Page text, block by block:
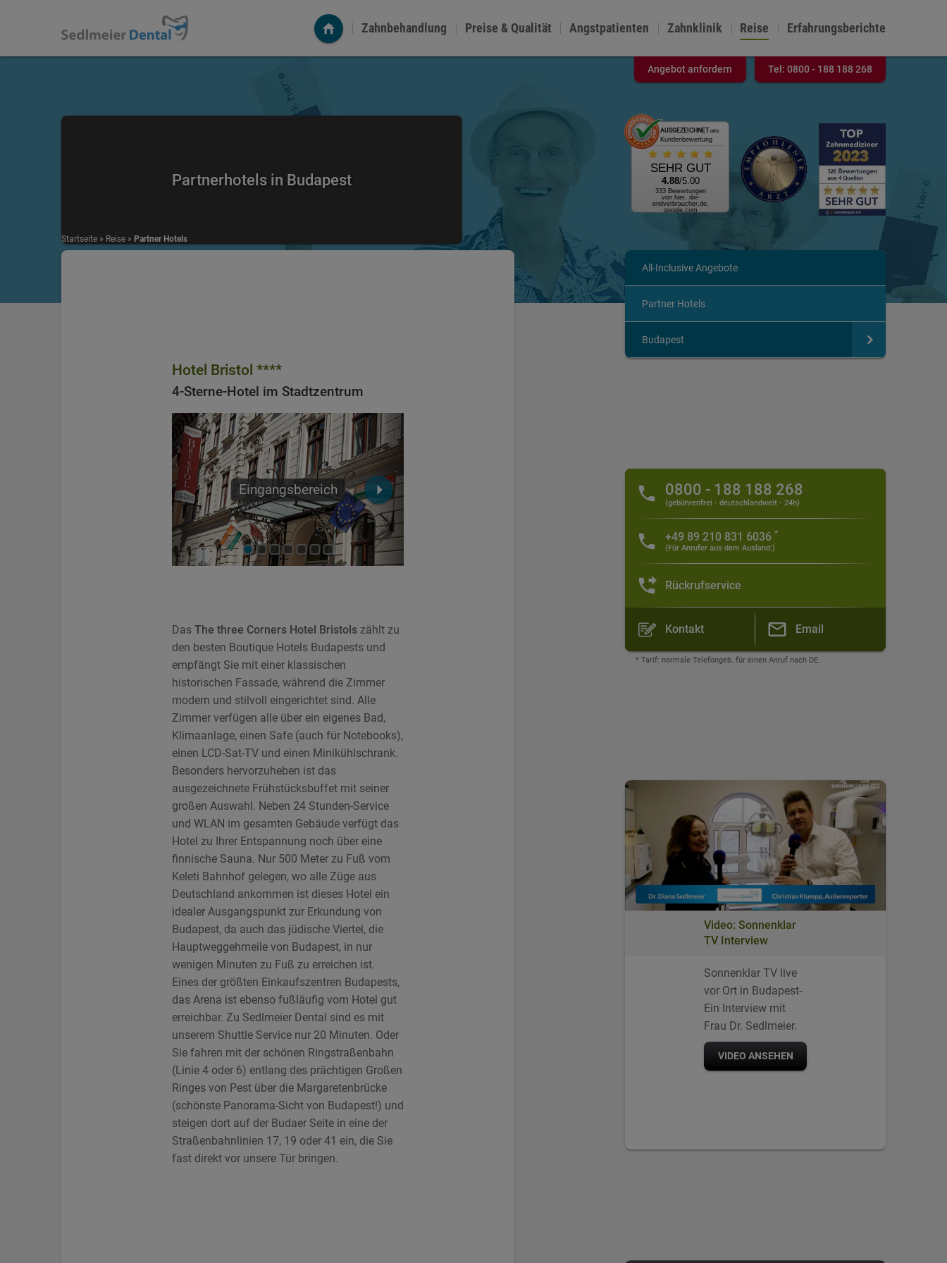
Angebot anfordern Tel: 0800 - 188 188 268
Zahnbehandlung Preise & Qualität Angstpatienten Zahnklinik Reise Erfahrungsberichte
Partnerhotels in Budapest
AUSGEZEICHNET.ORG
Kundenbewertung
SEHR GUT
4.88/5.00
333 Bewertungen
von hier, die-
endverbraucher.de,
google.com
Startseite » Reise » Partner Hotels
Hotel Bristol ****
4-Sterne-Hotel im Stadtzentrum
Eingangsbereich
Das The three Corners Hotel Bristolszählt zu
den besten Boutique Hotels Budapests und
empfängt Sie mit einer klassischen
historischen Fassade, während die Zimmer
modern und stilvoll eingerichtet sind. Alle
Zimmer verfügen alle über ein eigenes Bad,
Klimaanlage, einen Safe (auch für Notebooks),
einen LCD-Sat-TV und einen Minikühlschrank.
Besonders hervorzuheben ist das
ausgezeichnete Frühstücksbuffet mit seiner
großen Auswahl. Neben 24 Stunden-Service
und WLAN im gesamten Gebäude verfügt das
Hotel zu Ihrer Entspannung noch über eine
finnische Sauna. Nur 500 Meter zu Fuß vom
Keleti Bahnhof gelegen, wo alle Züge aus
Deutschland ankommen ist dieses Hotel ein
idealer Ausgangspunkt zur Erkundung von
Budapest, da auch das jüdische Viertel, die
Hauptweggehmeile von Budapest, in nur
wenigen Minuten zu Fuß zu erreichen ist.
Eines der größten Einkaufszentren Budapests,
das Arena ist ebenso fußläufig vom Hotel gut
erreichbar. Zu Sedlmeier Dental sind es mit
unserem Shuttle Service nur 20 Minuten. Oder
Sie fahren mit der schönen Ringstraßenbahn
(Linie 4 oder 6) entlang des prächtigen Großen
Ringes von Pest über die Margaretenbrücke
(schönste Panorama-Sicht von Budapest!) und
steigen dort auf der Budaer Seite in eine der
Straßenbahnlinien 17, 19 oder 41 ein, die Sie
fast direkt vor unsere Tür bringen.
All-Inclusive Angebote
Partner Hotels
Budapest
0800 - 188 188 268
(gebührenfrei - deutschlandweit - 24h)
+49 89 210 831 6036 *
(Für Anrufer aus dem Ausland:)
Rückrufservice
Kontakt Email
* Tarif: normale Telefongeb. für einen Anruf nach DE.
Video: Sonnenklar
TV Interview
Sonnenklar TV live
vor Ort in Budapest-
Ein Interview mit
Frau Dr. Sedlmeier.
VIDEO ANSEHEN